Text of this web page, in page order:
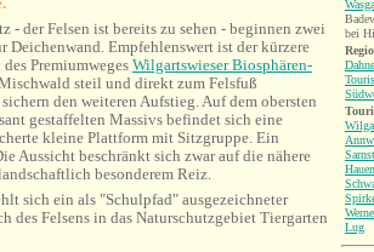
- der Felsen ist bereits zu sehen - beginnen zwei
Deichenwand. Empfehlenswert ist der kürzere
PremiumwegesWilgartswieser Biosphären-
steil und direkt zum Felsfuß
den weiteren Aufstieg. Auf dem obersten
gestaffelten Massivs befindet sich eine
kleine Plattform mit Sitzgruppe. Ein
Aussicht beschränkt sich zwar auf die nähere
besonderem Reiz.
sich ein als "Schulpfad" ausgezeichneter
des Felsens in das Naturschutzgebiet Tiergarten
bei
Lug